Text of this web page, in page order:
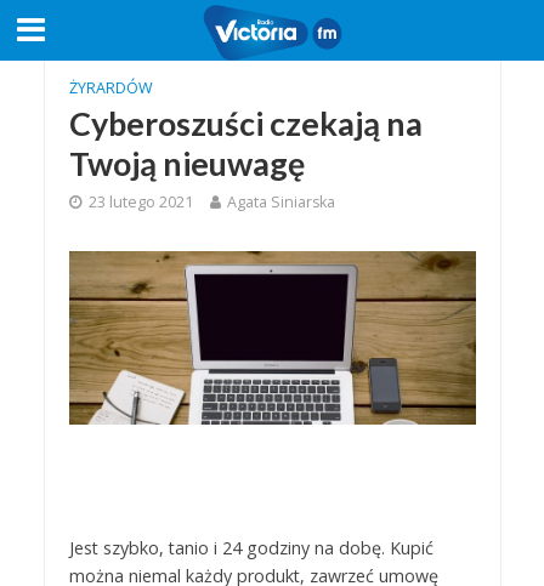
ŻYRARDÓW
Cyberoszuści czekają na
Twoją nieuwagę
23 lutego 2021 Agata Siniarska
Jest szybko, tanio i 24 godziny na dobę. Kupić
można niemal każdy produkt, zawrzeć umowę